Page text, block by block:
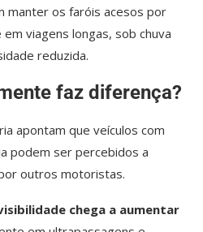
manter os faróis acesos por
viagens longas, sob chuva
reduzida.
faz diferença?
apontam que veículos com
podem ser percebidos a
outros motoristas.
chega a aumentar